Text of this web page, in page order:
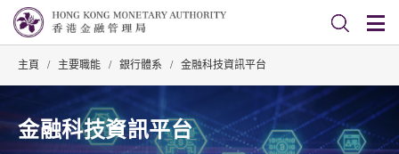
主頁 / 主要職能 / 銀行體系 / 金融科技資訊平台
金融科技資訊平台